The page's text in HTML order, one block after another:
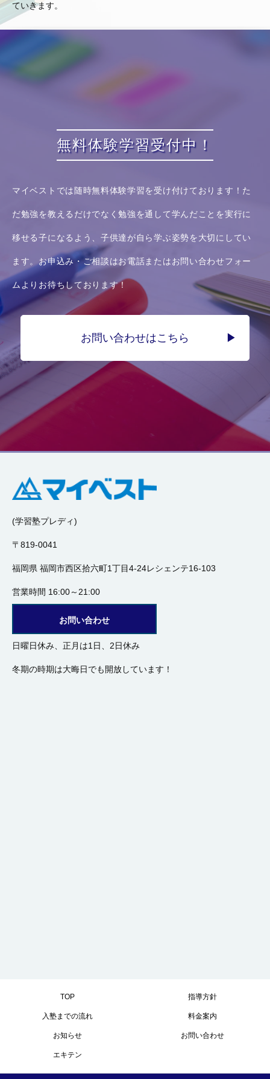
ていきます。
無料体験学習受付中！
マイベストでは随時無料体験学習を受け付けております！た
だ勉強を教えるだけでなく勉強を通して学んだことを実行に
移せる子になるよう、子供達が自ら学ぶ姿勢を大切にしてい
ます。お申込み・ご相談はお電話またはお問い合わせフォー
ムよりお待ちしております！
お問い合わせはこちら
(学習塾プレディ)
〒819-0041
福岡県 福岡市西区拾六町1丁目4-24レシェンテ16-103
営業時間 16:00～21:00
お問い合わせ
日曜日休み、正月は1日、2日休み
冬期の時期は大晦日でも開放しています！
TOP 指導方針
入塾までの流れ 料金案内
お知らせ お問い合わせ
エキテン